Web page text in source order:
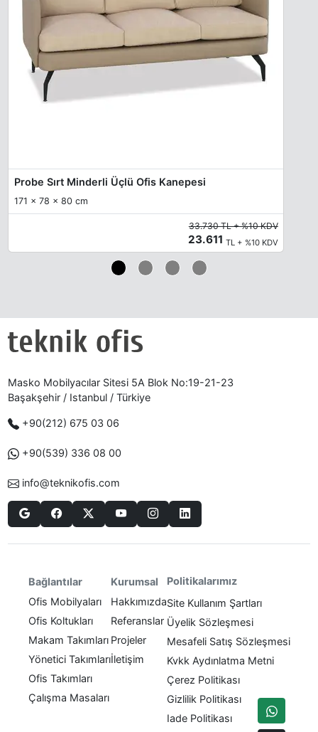
Probe Sırt Minderli Üçlü Ofis Kanepesi
171 x 78 x 80 cm
33.730 TL + %10 KDV
23.611 TL + %10 KDV
Masko Mobilyacılar Sitesi 5A Blok No:19-21-23
Başakşehir / Istanbul / Türkiye
+90(212) 675 03 06
+90(539) 336 08 00
info@teknikofis.com
Bağlantılar
Ofis Mobilyaları
Ofis Koltukları
Makam Takımları
Yönetici Takımları
Ofis Takımları
Çalışma Masaları
Kurumsal
Hakkımızda
Referanslar
Projeler
İletişim
Politikalarımız
Site Kullanım Şartları
Üyelik Sözleşmesi
Mesafeli Satış Sözleşmesi
Kvkk Aydınlatma Metni
Çerez Politikası
Gizlilik Politikası
Iade Politikası